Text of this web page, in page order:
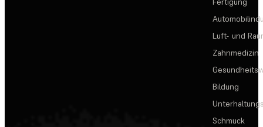
Luft- und
Zahnmedizin
Bildung
Schmuck